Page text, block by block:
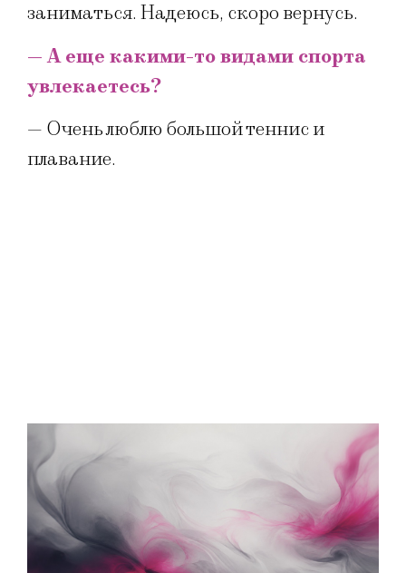
заниматься. Надеюсь, скоро вернусь.
— А еще какими-то видами спорта
увлекаетесь?
— Очень люблю большой теннис и
плавание.